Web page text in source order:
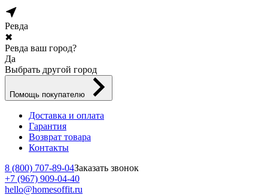
Ревда
✖
Ревда ваш город?
Да
Выбрать другой город
Помощь покупателю
Доставка и оплата
Гарантия
Возврат товара
Контакты
8 (800) 707-89-04Заказать звонок
+7 (967) 909-04-40
hello@homesoffit.ru